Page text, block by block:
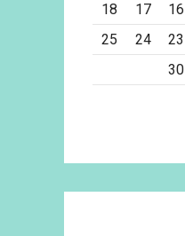
16
17
18
23
24
25
30